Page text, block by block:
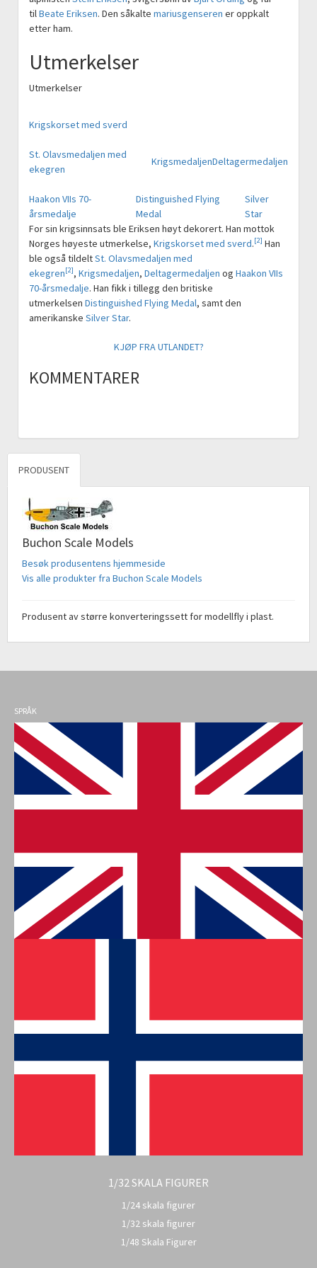
til Beate Eriksen. Den såkalte mariusgenseren er oppkalt
etter ham.
Utmerkelser
Utmerkelser
Krigskorset med sverd
St. Olavsmedaljen med
ekegren
KrigsmedaljenDeltagermedaljen
Haakon VIIs 70-
årsmedalje
Distinguished Flying
Medal
Silver
Star
For sin krigsinnsats ble Eriksen høyt dekorert. Han mottok
Norges høyeste utmerkelse, Krigskorset med sverd.[2] Han
ble også tildeltSt. Olavsmedaljen med
ekegren[2], Krigsmedaljen, Deltagermedaljen og Haakon VIIs
70-årsmedalje. Han fikk i tillegg den britiske
utmerkelsen Distinguished Flying Medal, samt den
amerikanske Silver Star.
KJØP FRA UTLANDET?
KOMMENTARER
PRODUSENT
Buchon Scale Models
Besøk produsentens hjemmeside
Vis alle produkter fra Buchon Scale Models
Produsent av større konverteringssett for modellfly i plast.
SPRÅK
1/32 SKALA FIGURER
1/24 skala figurer
1/32 skala figurer
1/48 Skala Figurer